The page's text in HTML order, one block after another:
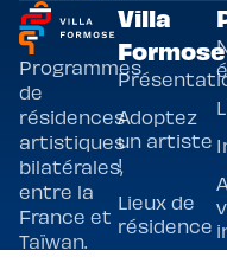
Programmes
de
résidences
artistiques
bilatérales,
entre la
France et
Taïwan.
Villa
Formose
Adoptez
un artiste
!
Lieux de
résidence